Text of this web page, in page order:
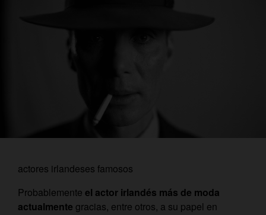
actores irlandeses famosos
Probablemente el actor irlandés más de moda
actualmente gracias, entre otros, a su papel en